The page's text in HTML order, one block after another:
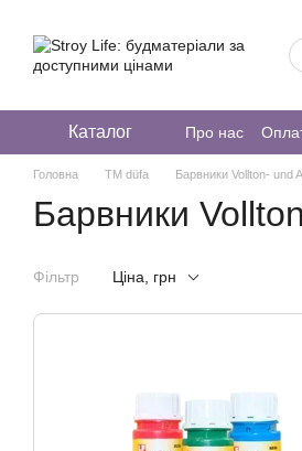
Каталог Про нас
Головна ТМ düfa Барвники Vollton- und
Барвники
Фільтр Ціна, грн